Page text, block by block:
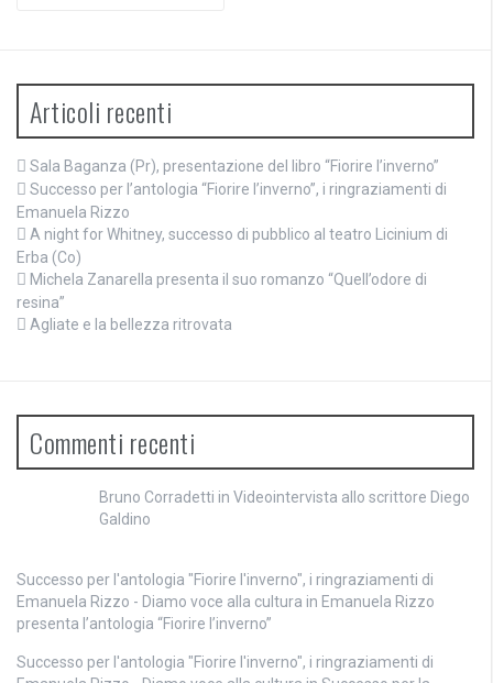
Articoli recenti
Sala Baganza (Pr), presentazione del libro “Fiorire l’inverno”
Successo per l’antologia “Fiorire l’inverno”, i ringraziamenti di
Emanuela Rizzo
A night for Whitney, successo di pubblico al teatro Licinium di
Erba (Co)
Michela Zanarella presenta il suo romanzo “Quell’odore di
resina”
Agliate e la bellezza ritrovata
Commenti recenti
Bruno Corradetti in Videointervista allo scrittore Diego
Galdino
Successo per l'antologia "Fiorire l'inverno", i ringraziamenti di
Emanuela Rizzo - Diamo voce alla cultura in Emanuela Rizzo
presenta l’antologia “Fiorire l’inverno”
Successo per l'antologia "Fiorire l'inverno", i ringraziamenti di